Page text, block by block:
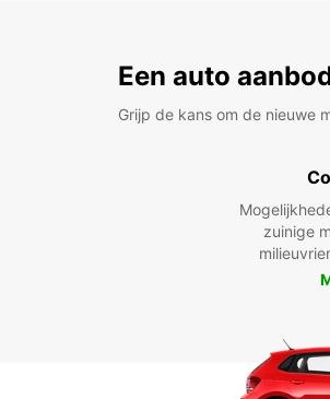
Een auto
Grijp de kans om de nieuwe
zuinige